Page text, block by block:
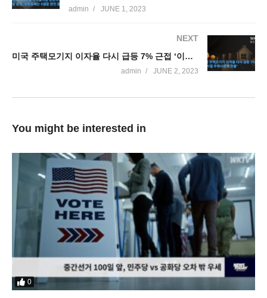
admin JUNE 1, 2023
NEXT
미국 주택모기지 이자율 다시 급등 7% 근접 ‘이사철 주택시장에 찬물’
admin JUNE 2, 2023
You might be interested in
0